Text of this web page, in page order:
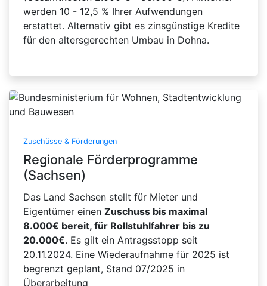
werden 10 - 12,5 % Ihrer Aufwendungen
erstattet. Alternativ gibt es zinsgünstige Kredite
für den altersgerechten Umbau in Dohna.
Zuschüsse & Förderungen
Regionale Förderprogramme
(Sachsen)
Das Land Sachsen stellt für Mieter und
Eigentümer einen Zuschuss bis maximal
8.000€ bereit, für Rollstuhlfahrer bis zu
20.000€. Es gilt ein Antragsstopp seit
20.11.2024. Eine Wiederaufnahme für 2025 ist
begrenzt geplant, Stand 07/2025 in
Überarbeitung